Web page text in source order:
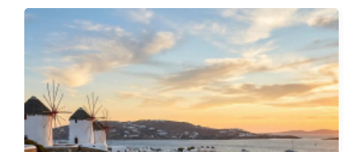
624 ЛЕВА (319.05€) НА ЧОВЕК